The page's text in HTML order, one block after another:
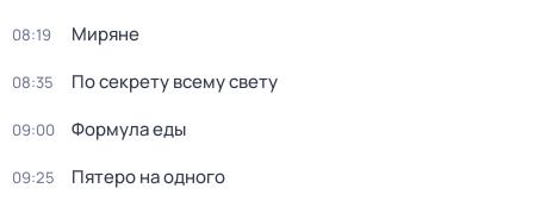
08:19 Миряне
08:35 По секрету всему свету
09:00 Формула еды
09:25 Пятеро на одного